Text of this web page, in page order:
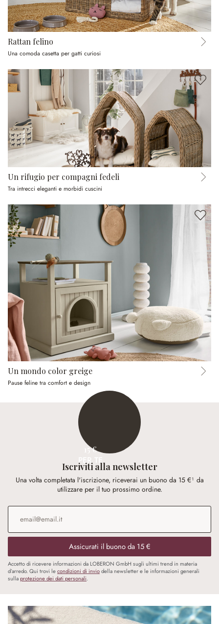
Rattan felino
Una comoda casetta per gatti curiosi
Un rifugio per compagni fedeli
Tra intrecci eleganti e morbidi cuscini
Un mondo color greige
Pause feline tra comfort e design
15 €
PER TE
Iscriviti alla newsletter
Una volta completata l'iscrizione, riceverai un buono da 15 €¹ da
utilizzare per il tuo prossimo ordine.
Indirizzo e-mail
Assicurati il buono da 15 €
Accetto di ricevere informazioni da LOBERON GmbH sugli ultimi trend in materia
d’arredo. Qui trovi lecondizioni di inviodella newsletter e le informazioni generali
sullaprotezione dei dati personali.